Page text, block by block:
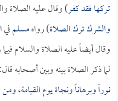
تركها فقد كفر) وقال عليه الصلاة
والشرك ترك الصلاة) رواهمسلم
وقال أيضاً عليه الصلاة والسلام
لما ذكر الصلاة بينه وبين أصحابه
نوراً وبرهاناً ونجاة يوم القيامة،